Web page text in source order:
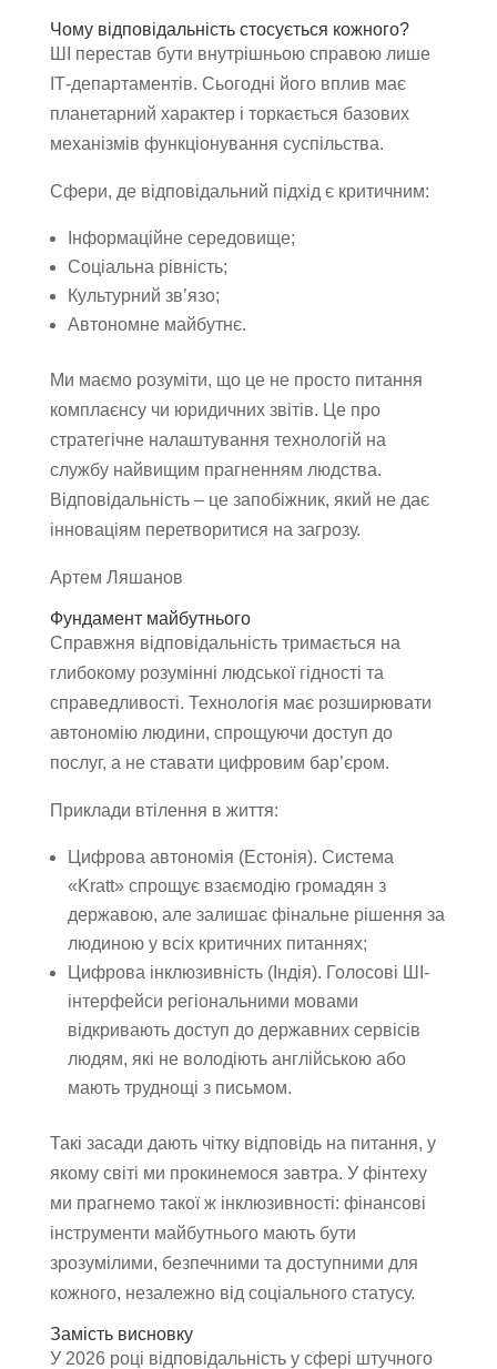
Чому відповідальність стосується кожного?
ШІ перестав бути внутрішньою справою лише
ІТ-департаментів. Сьогодні його вплив має
планетарний характер і торкається базових
механізмів функціонування суспільства.
Сфери, де відповідальний підхід є критичним:
Інформаційне середовище;
Соціальна рівність;
Культурний зв’язо;
Автономне майбутнє.
Ми маємо розуміти, що це не просто питання
комплаєнсу чи юридичних звітів. Це про
стратегічне налаштування технологій на
службу найвищим прагненням людства.
Відповідальність – це запобіжник, який не дає
інноваціям перетворитися на загрозу.
Артем Ляшанов
Фундамент майбутнього
Справжня відповідальність тримається на
глибокому розумінні людської гідності та
справедливості. Технологія має розширювати
автономію людини, спрощуючи доступ до
послуг, а не ставати цифровим бар’єром.
Приклади втілення в життя:
Цифрова автономія (Естонія). Система
«Kratt» спрощує взаємодію громадян з
державою, але залишає фінальне рішення за
людиною у всіх критичних питаннях;
Цифрова інклюзивність (Індія). Голосові ШІ-
інтерфейси регіональними мовами
відкривають доступ до державних сервісів
людям, які не володіють англійською або
мають труднощі з письмом.
Такі засади дають чітку відповідь на питання, у
якому світі ми прокинемося завтра. У фінтеху
ми прагнемо такої ж інклюзивності: фінансові
інструменти майбутнього мають бути
зрозумілими, безпечними та доступними для
кожного, незалежно від соціального статусу.
Замість висновку
У 2026 році відповідальність у сфері штучного